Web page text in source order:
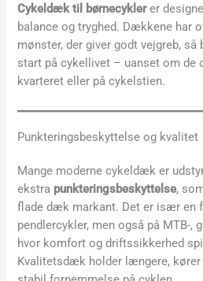
Cykeldæk til børnecyklerer
balance og tryghed. Dækkene har
mønster, der giver godt vejgreb,
start på cykellivet – uanset om de
kvarteret eller på cykelstien.
Punkteringsbeskyttelse og kvalitet
Mange moderne cykeldæk er
ekstra punkteringsbeskyttelse,
flade dæk markant. Det er især en
pendlercykler, men også på MTB-,
hvor komfort og driftssikkerhed
Kvalitetsdæk holder længere, kører